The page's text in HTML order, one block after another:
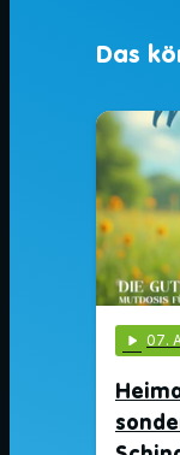
Das
play_arrow 07.